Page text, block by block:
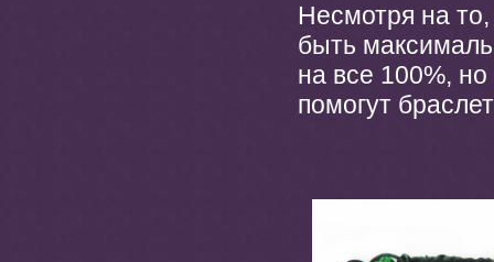
Несмотря на
быть
на все 100%,
помогут